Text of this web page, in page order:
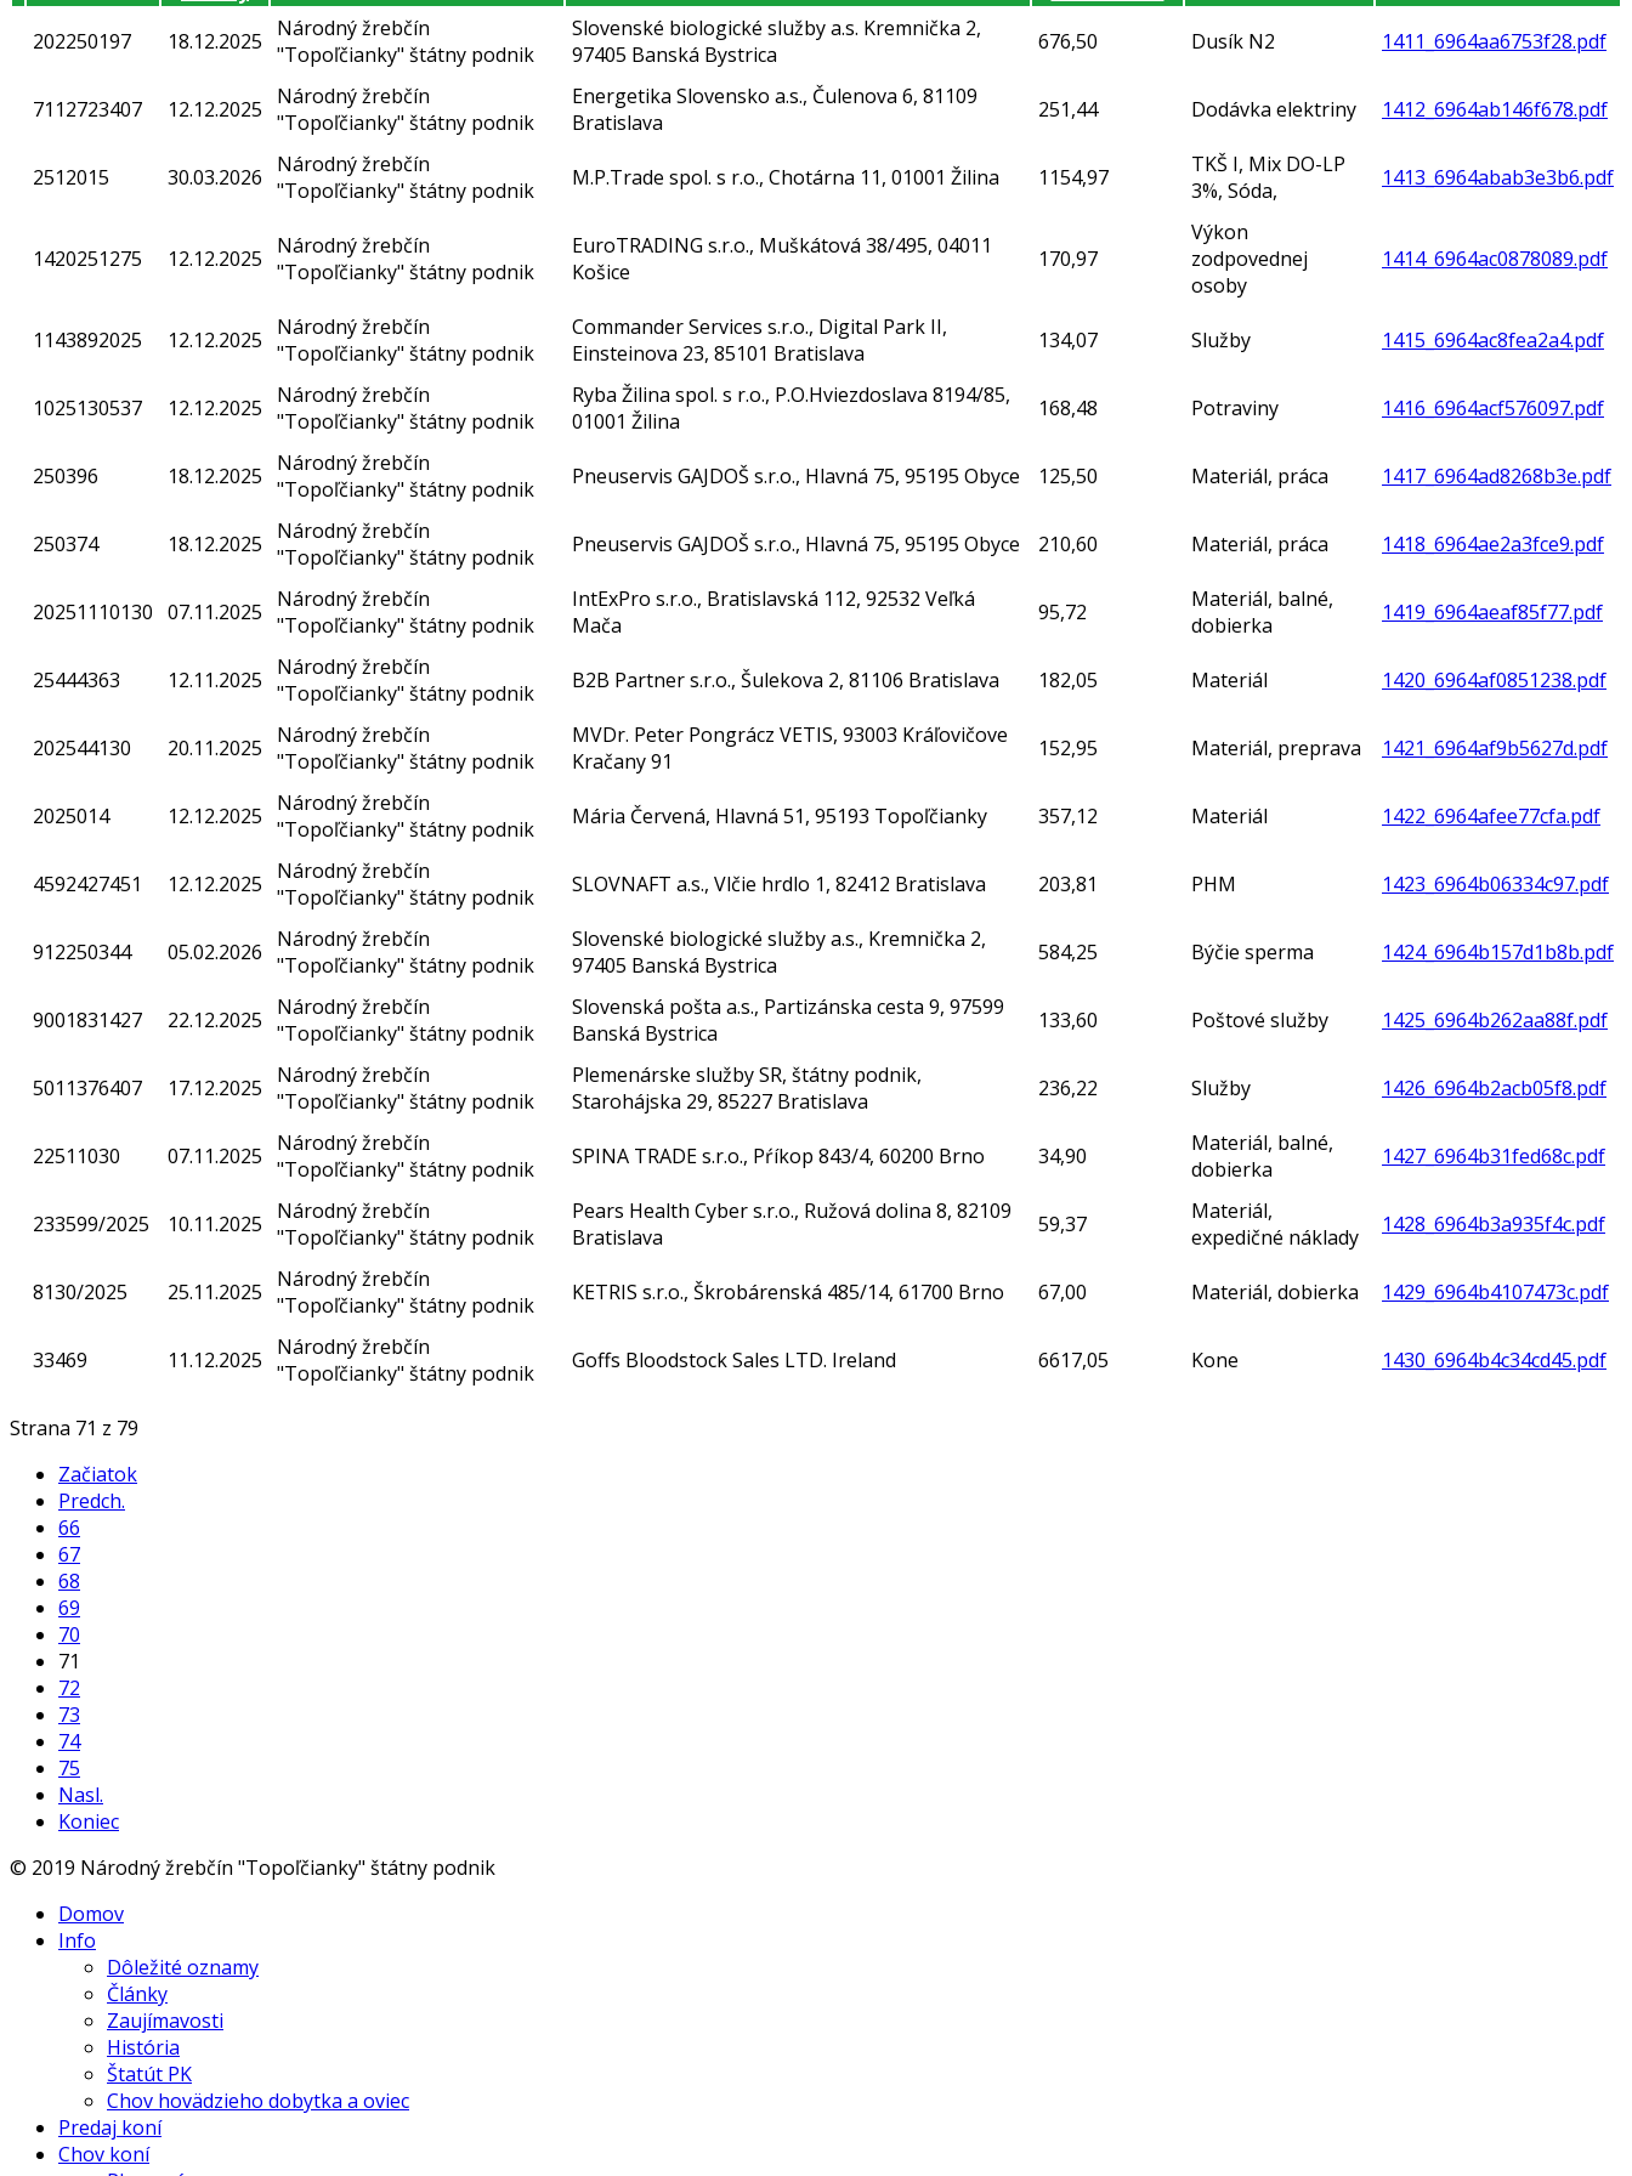
202250197 18.12.2025
Národný žrebčín
"Topoľčianky" štátny podnik
Slovenské biologické služby a.s. Kremnička 2,
97405 Banská Bystrica
676,50 Dusík N2 1411_6964aa6753f28.pdf
7112723407 12.12.2025
Národný žrebčín
"Topoľčianky" štátny podnik
Energetika Slovensko a.s., Čulenova 6, 81109
Bratislava
251,44 Dodávka elektriny 1412_6964ab146f678.pdf
2512015 30.03.2026
Národný žrebčín
"Topoľčianky" štátny podnik
M.P.Trade spol. s r.o., Chotárna 11, 01001 Žilina 1154,97
TKŠ I, Mix DO-LP
3%, Sóda,
1413_6964abab3e3b6.pdf
1420251275 12.12.2025
Národný žrebčín
"Topoľčianky" štátny podnik
EuroTRADING s.r.o., Muškátová 38/495, 04011
Košice
170,97
Výkon
zodpovednej
osoby
1414_6964ac0878089.pdf
1143892025 12.12.2025
Národný žrebčín
"Topoľčianky" štátny podnik
Commander Services s.r.o., Digital Park II,
Einsteinova 23, 85101 Bratislava
134,07 Služby 1415_6964ac8fea2a4.pdf
1025130537 12.12.2025
Národný žrebčín
"Topoľčianky" štátny podnik
Ryba Žilina spol. s r.o., P.O.Hviezdoslava 8194/85,
01001 Žilina
168,48 Potraviny 1416_6964acf576097.pdf
250396 18.12.2025
Národný žrebčín
"Topoľčianky" štátny podnik
Pneuservis GAJDOŠ s.r.o., Hlavná 75, 95195 Obyce 125,50 Materiál, práca 1417_6964ad8268b3e.pdf
250374 18.12.2025
Národný žrebčín
"Topoľčianky" štátny podnik
Pneuservis GAJDOŠ s.r.o., Hlavná 75, 95195 Obyce 210,60 Materiál, práca 1418_6964ae2a3fce9.pdf
20251110130 07.11.2025
Národný žrebčín
"Topoľčianky" štátny podnik
IntExPro s.r.o., Bratislavská 112, 92532 Veľká
Mača
95,72
Materiál, balné,
dobierka
1419_6964aeaf85f77.pdf
25444363 12.11.2025
Národný žrebčín
"Topoľčianky" štátny podnik
B2B Partner s.r.o., Šulekova 2, 81106 Bratislava 182,05 Materiál 1420_6964af0851238.pdf
202544130 20.11.2025
Národný žrebčín
"Topoľčianky" štátny podnik
MVDr. Peter Pongrácz VETIS, 93003 Kráľovičove
Kračany 91
152,95 Materiál, preprava 1421_6964af9b5627d.pdf
2025014 12.12.2025
Národný žrebčín
"Topoľčianky" štátny podnik
Mária Červená, Hlavná 51, 95193 Topoľčianky 357,12 Materiál 1422_6964afee77cfa.pdf
4592427451 12.12.2025
Národný žrebčín
"Topoľčianky" štátny podnik
SLOVNAFT a.s., Vlčie hrdlo 1, 82412 Bratislava 203,81 PHM 1423_6964b06334c97.pdf
912250344 05.02.2026
Národný žrebčín
"Topoľčianky" štátny podnik
Slovenské biologické služby a.s., Kremnička 2,
97405 Banská Bystrica
584,25 Býčie sperma 1424_6964b157d1b8b.pdf
9001831427 22.12.2025
Národný žrebčín
"Topoľčianky" štátny podnik
Slovenská pošta a.s., Partizánska cesta 9, 97599
Banská Bystrica
133,60 Poštové služby 1425_6964b262aa88f.pdf
5011376407 17.12.2025
Národný žrebčín
"Topoľčianky" štátny podnik
Plemenárske služby SR, štátny podnik,
Starohájska 29, 85227 Bratislava
236,22 Služby 1426_6964b2acb05f8.pdf
22511030 07.11.2025
Národný žrebčín
"Topoľčianky" štátny podnik
SPINA TRADE s.r.o., Pŕíkop 843/4, 60200 Brno 34,90
Materiál, balné,
dobierka
1427_6964b31fed68c.pdf
233599/2025 10.11.2025
Národný žrebčín
"Topoľčianky" štátny podnik
Pears Health Cyber s.r.o., Ružová dolina 8, 82109
Bratislava
59,37
Materiál,
expedičné náklady
1428_6964b3a935f4c.pdf
8130/2025 25.11.2025
Národný žrebčín
"Topoľčianky" štátny podnik
KETRIS s.r.o., Škrobárenská 485/14, 61700 Brno 67,00 Materiál, dobierka 1429_6964b4107473c.pdf
33469 11.12.2025
Národný žrebčín
"Topoľčianky" štátny podnik
Goffs Bloodstock Sales LTD. Ireland 6617,05 Kone 1430_6964b4c34cd45.pdf
Strana 71 z 79
Začiatok
Predch.
66
67
68
69
70
71
72
73
74
75
Nasl.
Koniec
© 2019 Národný žrebčín "Topoľčianky" štátny podnik
Domov
Info
Dôležité oznamy
Články
Zaujímavosti
História
Štatút PK
Chov hovädzieho dobytka a oviec
Predaj koní
Chov koní